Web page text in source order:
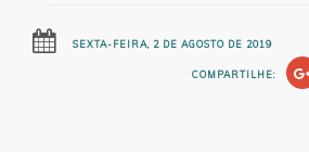
SEXTA-FEIRA, 2 DE AGOSTO DE 2019
COMPARTILHE: